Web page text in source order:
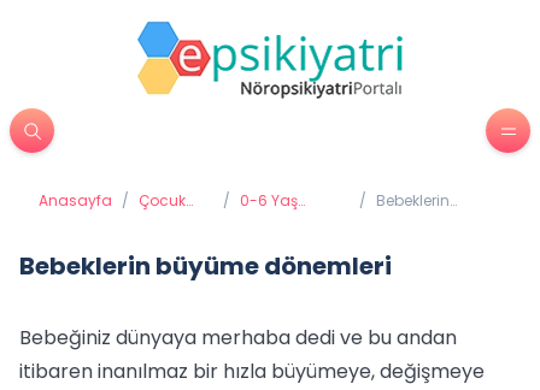
Anasayfa / Çocuk
/ 0-6 Yaş
/ Bebeklerin
Bebeklerin büyüme dönemleri
Bebeğiniz dünyaya merhaba dedi ve bu andan
itibaren inanılmaz bir hızla büyümeye, değişmeye